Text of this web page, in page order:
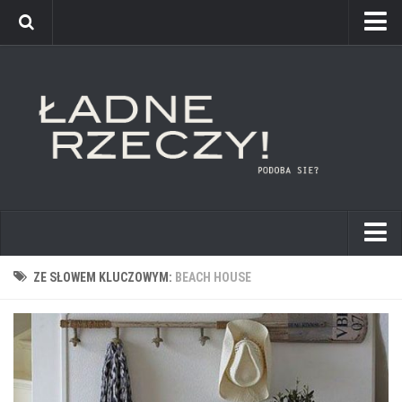
kuchnie
pokoje dziecięce
ZE SŁOWEM KLUCZOWYM: BEACH HOUSE